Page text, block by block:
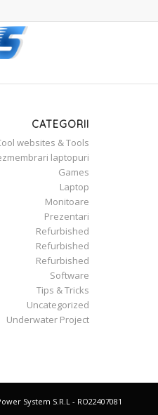
CATEGORII
websites & Tools
laptopuri
Games
Laptop
Monitoare
Prezentari
Refurbished
Refurbished
Refurbished
Software
Tips & Tricks
Uncategorized
Underwater Project
System S.R.L - RO22407081